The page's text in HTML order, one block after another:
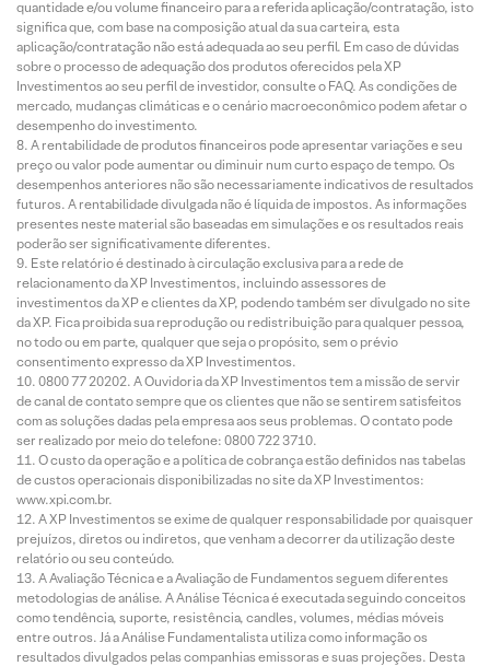
quantidade e/ou volume financeiro para a referida aplicação/contratação, isto
significa que, com base na composição atual da sua carteira, esta
aplicação/contratação não está adequada ao seu perfil. Em caso de dúvidas
sobre o processo de adequação dos produtos oferecidos pela XP
Investimentos ao seu perfil de investidor, consulte o FAQ. As condições de
mercado, mudanças climáticas e o cenário macroeconômico podem afetar o
desempenho do investimento.
A rentabilidade de produtos financeiros pode apresentar variações e seu
preço ou valor pode aumentar ou diminuir num curto espaço de tempo. Os
desempenhos anteriores não são necessariamente indicativos de resultados
futuros. A rentabilidade divulgada não é líquida de impostos. As informações
presentes neste material são baseadas em simulações e os resultados reais
poderão ser significativamente diferentes.
Este relatório é destinado à circulação exclusiva para a rede de
relacionamento da XP Investimentos, incluindo assessores de
investimentos da XP e clientes da XP, podendo também ser divulgado no site
da XP. Fica proibida sua reprodução ou redistribuição para qualquer pessoa,
no todo ou em parte, qualquer que seja o propósito, sem o prévio
consentimento expresso da XP Investimentos.
0800 77 20202. A Ouvidoria da XP Investimentos tem a missão de servir
de canal de contato sempre que os clientes que não se sentirem satisfeitos
com as soluções dadas pela empresa aos seus problemas. O contato pode
ser realizado por meio do telefone: 0800 722 3710.
O custo da operação e a política de cobrança estão definidos nas tabelas
de custos operacionais disponibilizadas no site da XP Investimentos:
www.xpi.com.br.
A XP Investimentos se exime de qualquer responsabilidade por quaisquer
prejuízos, diretos ou indiretos, que venham a decorrer da utilização deste
relatório ou seu conteúdo.
A Avaliação Técnica e a Avaliação de Fundamentos seguem diferentes
metodologias de análise. A Análise Técnica é executada seguindo conceitos
como tendência, suporte, resistência, candles, volumes, médias móveis
entre outros. Já a Análise Fundamentalista utiliza como informação os
resultados divulgados pelas companhias emissoras e suas projeções. Desta